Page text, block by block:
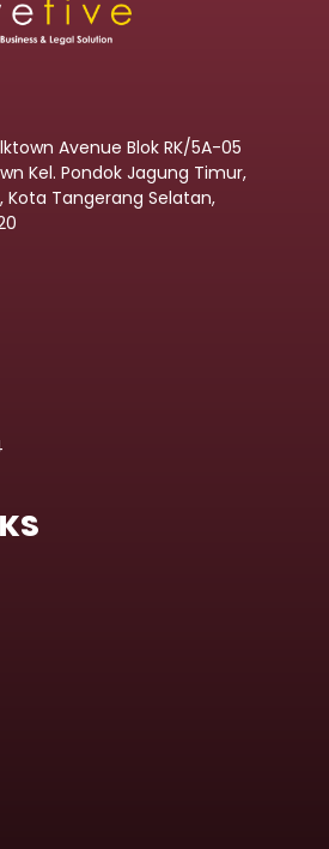
Avenue Blok RK/5A-05
Kel. Pondok Jagung Timur,
Kota Tangerang Selatan,